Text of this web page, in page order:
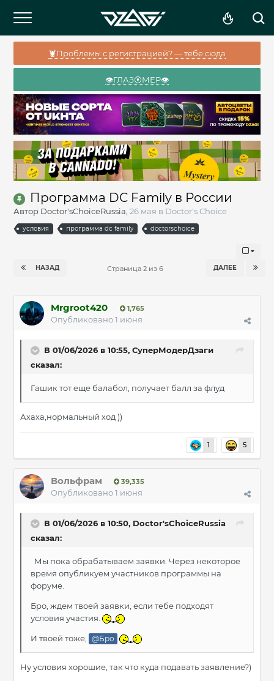
🦞Проблемы с регистрацией? — тебе сюда
👁️ГЛАЗ⦿МЕР👁️
Программа DC Family в России
Автор Doctor'sChoiceRussia, 26 мая в Doctor's Choice
условия программа dc family doctorschoice
НАЗАД ДАЛЕЕ
Страница 2 из 6
Mrgroot420 1,765
Опубликовано1 июня
В 01/06/2026 в 10:55, СуперМодерДзаги
сказал:
Гашик тот еще балабол, получает балл за флуд
Ахаха,нормальный ход ))
1 5
Вольфрам 39,335
Опубликовано1 июня
В 01/06/2026 в 10:50, Doctor'sChoiceRussia
сказал:
Мы пока обрабатываем заявки. Через некоторое
время опубликуем участников программы на
форуме.
Бро, ждем твоей заявки, если тебе подходят
условия участия.
И твоей тоже, @Бро
Ну условия хорошие, так что куда подавать заявление?)